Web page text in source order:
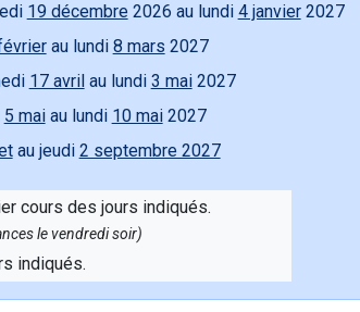
19 décembre 2026 au lundi 4 janvier2027
au lundi 8 mars 2027
17 avril au lundi 3 mai2027
5 maiau lundi 10 mai2027
au jeudi 2 septembre 2027
cours des jours indiqués.
le vendredi soir)
indiqués.